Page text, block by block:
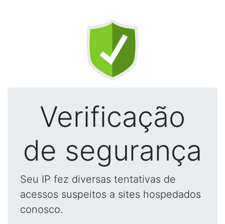
Verificação
de segurança
Seu IP fez diversas tentativas de
acessos suspeitos a sites hospedados
conosco.